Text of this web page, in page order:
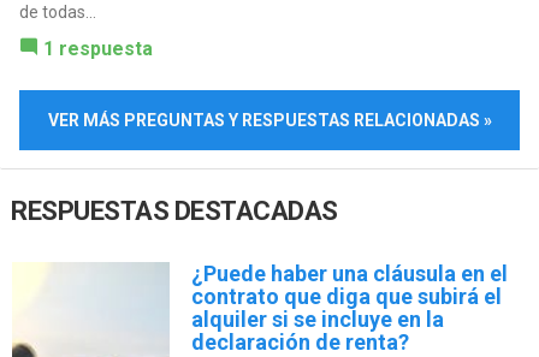
de todas...
1 respuesta
VER MÁS PREGUNTAS Y RESPUESTAS RELACIONADAS »
RESPUESTAS DESTACADAS
¿Puede haber una cláusula en el
contrato que diga que subirá el
alquiler si se incluye en la
declaración de renta?